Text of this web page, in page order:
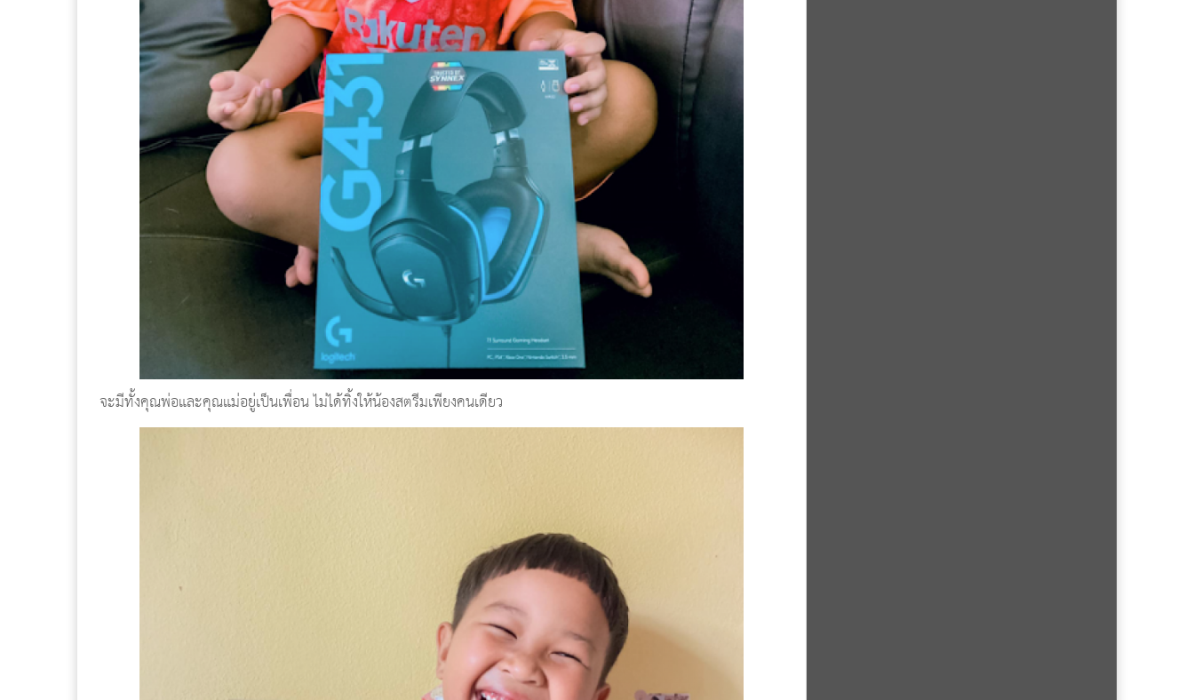
จะมีทั้งคุณพ่อและคุณแม่อยู่เป็นเพื่อน ไม่ได้ทิ้งให้น้องสตรีมเพียงคนเดียว